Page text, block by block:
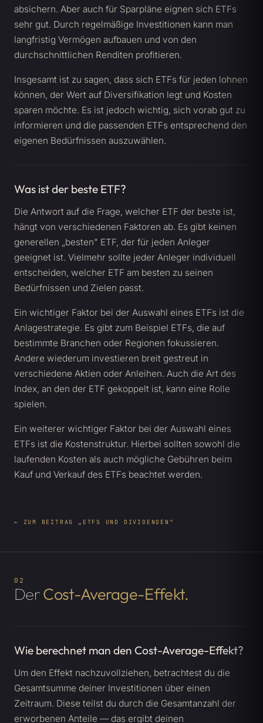
absichern. Aber auch für Sparpläne eignen sich ETFs
sehr gut. Durch regelmäßige Investitionen kann man
langfristig Vermögen aufbauen und von den
durchschnittlichen Renditen profitieren.
Insgesamt ist zu sagen, dass sich ETFs für jeden lohnen
können, der Wert auf Diversifikation legt und Kosten
sparen möchte. Es ist jedoch wichtig, sich vorab gut zu
informieren und die passenden ETFs entsprechend den
eigenen Bedürfnissen auszuwählen.
Was ist der beste ETF?
Die Antwort auf die Frage, welcher ETF der beste ist,
hängt von verschiedenen Faktoren ab. Es gibt keinen
generellen „besten" ETF, der für jeden Anleger
geeignet ist. Vielmehr sollte jeder Anleger individuell
entscheiden, welcher ETF am besten zu seinen
Bedürfnissen und Zielen passt.
Ein wichtiger Faktor bei der Auswahl eines ETFs ist die
Anlagestrategie. Es gibt zum Beispiel ETFs, die auf
bestimmte Branchen oder Regionen fokussieren.
Andere wiederum investieren breit gestreut in
verschiedene Aktien oder Anleihen. Auch die Art des
Index, an den der ETF gekoppelt ist, kann eine Rolle
spielen.
Ein weiterer wichtiger Faktor bei der Auswahl eines
ETFs ist die Kostenstruktur. Hierbei sollten sowohl die
laufenden Kosten als auch mögliche Gebühren beim
Kauf und Verkauf des ETFs beachtet werden.
← ZUM BEITRAG „ETFS UND DIVIDENDEN"
02
DerCost-Average-Effekt.
Wie berechnet man den Cost-Average-Effekt?
Um den Effekt nachzuvollziehen, betrachtest du die
Gesamtsumme deiner Investitionen über einen
Zeitraum. Diese teilst du durch die Gesamtanzahl der
erworbenen Anteile — das ergibt deinen